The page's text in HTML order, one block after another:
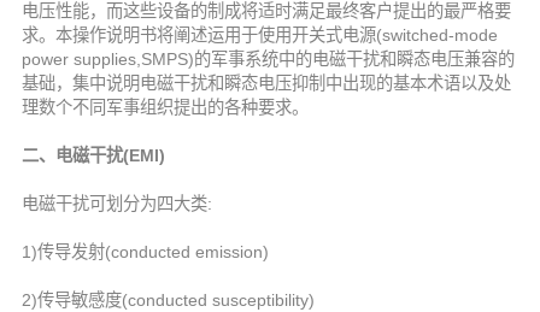
电压性能，而这些设备的制成将适时满足最终客户提出的最严格要
求。本操作说明书将阐述运用于使用开关式电源(switched-mode
power supplies,SMPS)的军事系统中的电磁干扰和瞬态电压兼容的
基础，集中说明电磁干扰和瞬态电压抑制中出现的基本术语以及处
理数个不同军事组织提出的各种要求。
二、电磁干扰(EMI)
电磁干扰可划分为四大类:
1)传导发射(conducted emission)
2)传导敏感度(conducted susceptibility)